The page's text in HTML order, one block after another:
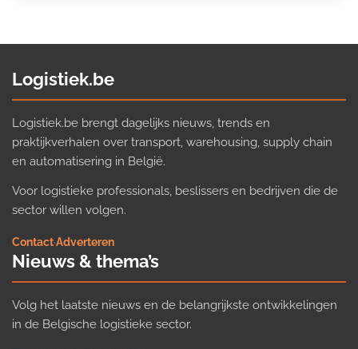
Logistiek.be
Logistiek.be brengt dagelijks nieuws, trends en
praktijkverhalen over transport, warehousing, supply chain
en automatisering in België.
Voor logistieke professionals, beslissers en bedrijven die de
sector willen volgen.
Contact·Adverteren
Nieuws & thema’s
Volg het laatste nieuws en de belangrijkste ontwikkelingen
in de Belgische logistieke sector.